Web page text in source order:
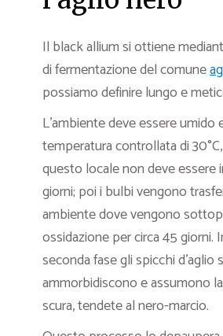
Il black allium si ottiene
di fermentazione del comune
possiamo definire lungo e
L’ambiente deve essere umido
temperatura controllata di
questo locale non deve essere
giorni; poi i bulbi vengono
ambiente dove vengono
ossidazione per circa 45 giorni.
seconda fase gli spicchi d’aglio
ammorbidiscono e assumono
scura, tendete al nero-marcio.